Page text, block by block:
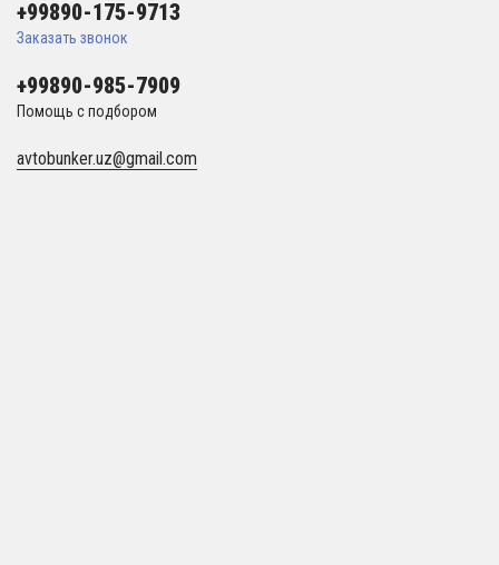
+99890-175-9713
Заказать звонок
+99890-985-7909
Помощь с подбором
avtobunker.uz@gmail.com